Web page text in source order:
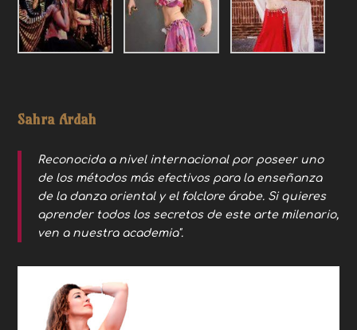
Sahra Ardah
Reconocida a nivel internacional por poseer uno
de los métodos más efectivos para la enseñanza
de la danza oriental y el folclore árabe. Si quieres
aprender todos los secretos de este arte milenario,
ven a nuestra academia".